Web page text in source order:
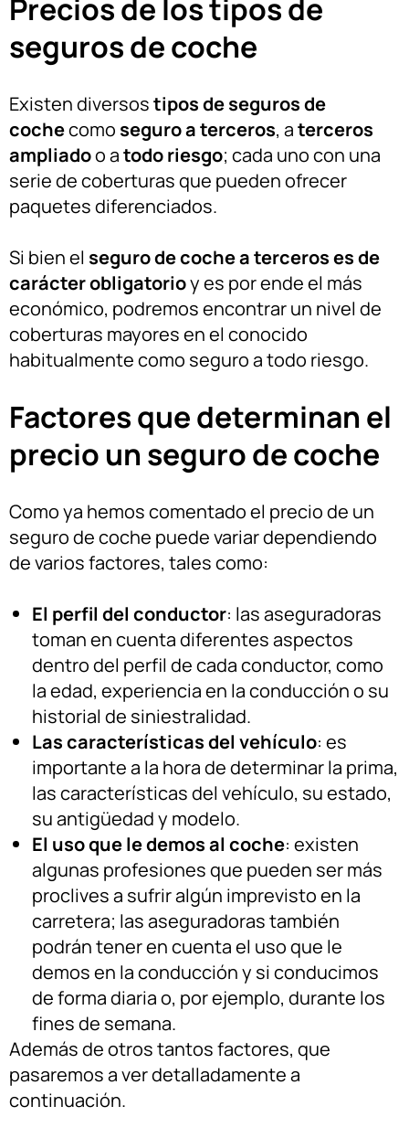
Precios de los tipos de
seguros de coche
Existen diversostipos de seguros de
cochecomo seguro a terceros, aterceros
ampliadoo atodo riesgo; cada uno con una
serie de coberturas que pueden ofrecer
paquetes diferenciados.
Si bien el seguro de coche a terceros es de
carácter obligatorioy es por ende el más
económico, podremos encontrar un nivel de
coberturas mayores en el conocido
habitualmente como seguro a todo riesgo.
Factores que determinan el
precio un seguro de coche
Como ya hemos comentado el precio de un
seguro de coche puede variar dependiendo
de varios factores, tales como:
El perfil del conductor: las aseguradoras
toman en cuenta diferentes aspectos
dentro del perfil de cada conductor, como
la edad, experiencia en la conducción o su
historial de siniestralidad.
Las características del vehículo: es
importante a la hora de determinar la prima,
las características del vehículo, su estado,
su antigüedad y modelo.
El uso que le demos al coche: existen
algunas profesiones que pueden ser más
proclives a sufrir algún imprevisto en la
carretera; las aseguradoras también
podrán tener en cuenta el uso que le
demos en la conducción y si conducimos
de forma diaria o, por ejemplo, durante los
fines de semana.
Además de otros tantos factores, que
pasaremos a ver detalladamente a
continuación.